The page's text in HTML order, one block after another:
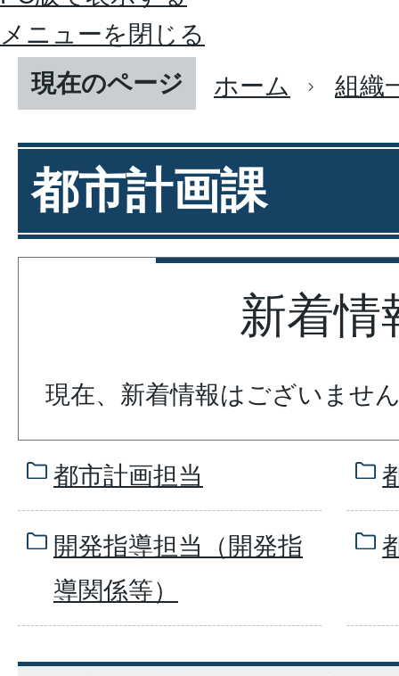
メニューを閉じる
現在のページ
ホーム 組織
都市計画課
新着情
現在、新着情報はございませ
都市計画担当
開発指導担当（開発指
導関係等）